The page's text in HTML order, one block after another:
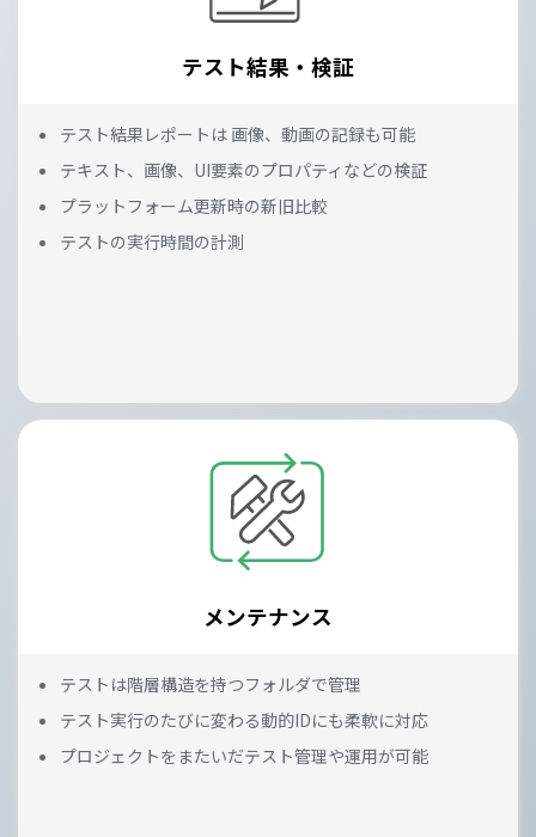
テスト結果・検証
テスト結果レポートは 画像、動画の記録も可能
テキスト、画像、UI要素のプロパティなどの検証
プラットフォーム更新時の新旧比較
テストの実行時間の計測
メンテナンス
テストは階層構造を持つフォルダで管理
テスト実行のたびに変わる動的IDにも柔軟に対応
プロジェクトをまたいだテスト管理や運用が可能